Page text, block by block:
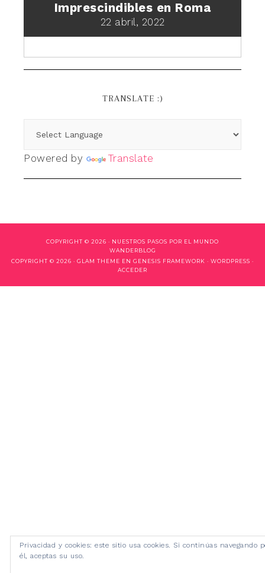
Imprescindibles en Roma
22 abril, 2022
TRANSLATE :)
Powered by Translate
COPYRIGHT © 2026 · NUESTROS PASOS POR EL MUNDO
WANDERBLOG
COPYRIGHT © 2026 · GLAM THEME EN GENESIS FRAMEWORK · WORDPRESS ·
ACCEDER
Privacidad y cookies: este sitio usa cookies. Si continúas navegando
él, aceptas su uso.